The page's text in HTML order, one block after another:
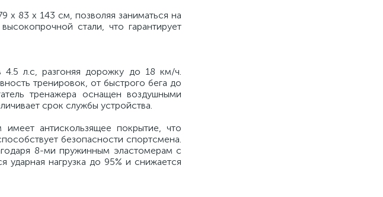
х 83 х 143 см, позволяя заниматься на
стали, что гарантирует
л.с, разгоняя дорожку до 18 км/ч.
тренировок, от быстрого бега до
тренажера оснащен воздушными
срок службы устройства.
антискользящее покрытие, что
безопасности спортсмена.
8-ми пружинным эластомерам с
нагрузка до 95% и снижается